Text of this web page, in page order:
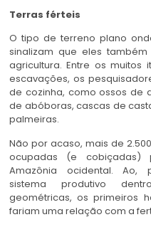
Terras férteis
O tipo de terreno plano
sinalizam que eles
agricultura. Entre os muitos
escavações, os
de cozinha, como ossos de
de abóboras, cascas de
palmeiras.
Não por acaso, mais de
ocupadas (e
Amazônia ocidental. Ao,
sistema produtivo
geométricas, os primeiros
fariam uma relação com a